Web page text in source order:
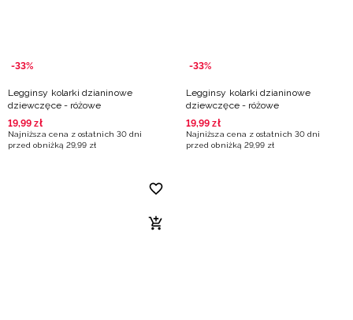
-33%
Legginsy kolarki dzianinowe
dziewczęce - różowe
19,99 zł
Najniższa cena z ostatnich 30 dni
przed obniżką 29,99 zł
-33%
Legginsy kolarki dzianinowe
dziewczęce - różowe
19,99 zł
Najniższa cena z ostatnich 30 dni
przed obniżką 29,99 zł